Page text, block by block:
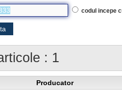
codul incepe
: 1
Producator